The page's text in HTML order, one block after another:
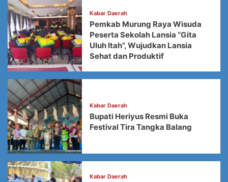
Kabar Daerah
Pemkab Murung Raya Wisuda
Peserta Sekolah Lansia “Gita
Uluh Itah”, Wujudkan Lansia
Sehat dan Produktif
Kabar Daerah
Bupati Heriyus Resmi Buka
Festival Tira Tangka Balang
Kabar Daerah